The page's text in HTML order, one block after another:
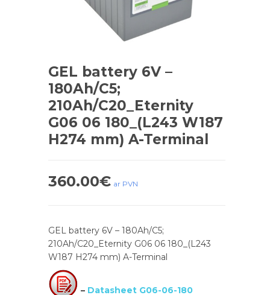
GEL battery 6V –
180Ah/C5;
210Ah/C20_Eternity
G06 06 180_(L243 W187
H274 mm) A-Terminal
360.00€ ar PVN
GEL battery 6V – 180Ah/C5;
210Ah/C20_Eternity G06 06 180_(L243
W187 H274 mm) A-Terminal
– Datasheet G06-06-180